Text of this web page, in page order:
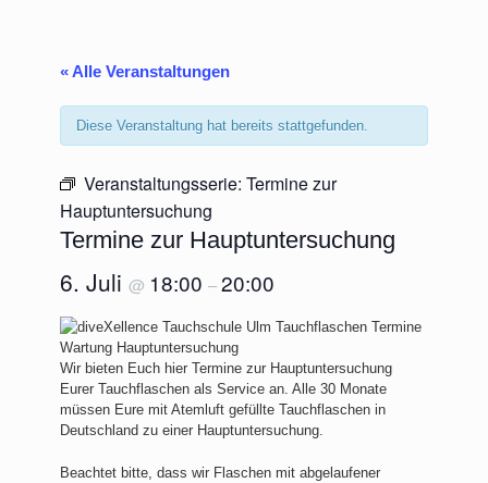
« Alle Veranstaltungen
Diese Veranstaltung hat bereits stattgefunden.
Veranstaltungsserie: Termine zur
Hauptuntersuchung
Termine zur Hauptuntersuchung
6. Juli @ 18:00 –20:00
Wir bieten Euch hier Termine zur Hauptuntersuchung
Eurer Tauchflaschen als Service an. Alle 30 Monate
müssen Eure mit Atemluft gefüllte Tauchflaschen in
Deutschland zu einer Hauptuntersuchung.
Beachtet bitte, dass wir Flaschen mit abgelaufener